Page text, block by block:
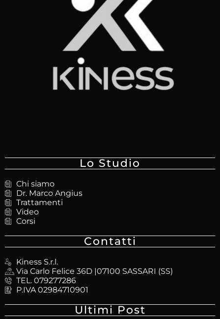
Lo Studio
Chi siamo
Dr. Marco Angius
Trattamenti
Video
Corsi
Contatti
Kiness S.r.l.
Via Carlo Felice 36D |07100 SASSARI (SS)
TEL. 079277286
P.IVA 02984710901
Ultimi Post